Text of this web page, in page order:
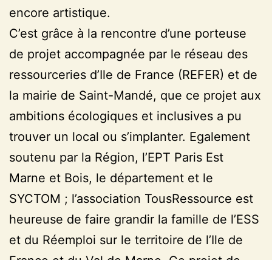
encore artistique.
C’est grâce à la rencontre d’une porteuse
de projet accompagnée par le réseau des
ressourceries d’Ile de France (REFER) et de
la mairie de Saint-Mandé, que ce projet aux
ambitions écologiques et inclusives a pu
trouver un local ou s’implanter. Egalement
soutenu par la Région, l’EPT Paris Est
Marne et Bois, le département et le
SYCTOM ; l’association TousRessource est
heureuse de faire grandir la famille de l’ESS
et du Réemploi sur le territoire de l’Ile de